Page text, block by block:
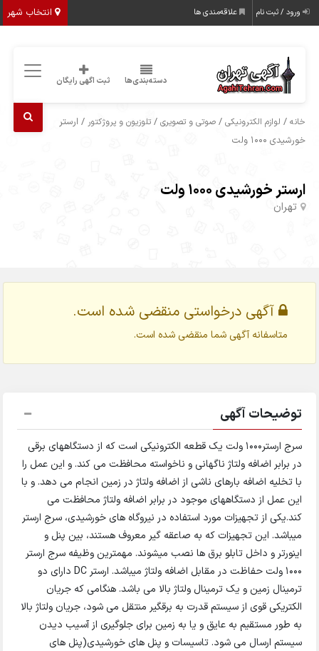
انتخاب شهر ورود / ثبت نام علاقه‌مندی ها
دسته‌بندی‌ها ثبت اگهی رایگان
خانه / لوازم الکترونیکی /صوتی و تصویری /تلوزیون و پروژکتور / ارستر
خورشیدی 1000 ولت
ارستر خورشیدی 1000 ولت
تهران
آگهی درخواستی منقضی شده است.
متاسفانه آگهی شما منقضی شده است.
توضیحات آگهی
سرج ارستر1000 ولت یک قطعه الکترونیکی است که از دستگاههای برقی
در برابر اضافه ولتاژ ناگهانی و ناخواسته محافظت می کند. و این عمل را
با تخلیه اضافه بارهای ناشی از اضافه ولتاژ در زمین انجام می دهد. و با
این عمل از دستگاههای موجود در برابر اضافه ولتاژ محافظت می
کند.یکی از تجهیزات مورد استفاده در نیروگاه های خورشیدی، سرج ارستر
میباشد. این تجهیزات که به صاعقه گیر معروف هستند، بین پنل و
اینورتر و داخل تابلو برق ها نصب میشوند. مهمترین وظیفه سرج ارستر
1000 ولت حفاظت در مقابل اضافه ولتاژ میباشد. ارستر DC دارای دو
ترمینال زمین و یک ترمینال ولتاژ بالا می باشد. هنگامی که جریان
الکتریکی قوی از سیستم قدرت به برقگیر منتقل می شود، جریان ولتاژ بالا
به طور مستقیم به عایق و یا به زمین برای جلوگیری از آسیب دیدن
سیستم ارسال می شود. تاسیسات و پنل های خورشیدی(پنل های